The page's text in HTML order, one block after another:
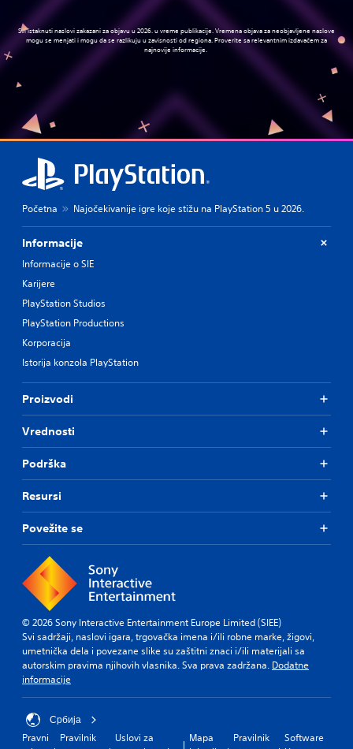
Svi istaknuti naslovi zakazani za objavu u 2026. u vreme publikacije. Vremena objava za neobjavljene naslove
mogu se menjati i mogu da se razlikuju u zavisnosti od regiona. Proverite sa relevantnim izdavačem za
najnovije informacije.
Početna Najočekivanije igre koje stižu na PlayStation 5 u 2026.
Informacije
Informacije o SIE
Karijere
PlayStation Studios
PlayStation Productions
Korporacija
Istorija konzola PlayStation
Proizvodi
Vrednosti
Podrška
Resursi
Povežite se
© 2026 Sony Interactive Entertainment Europe Limited (SIEE)
Svi sadržaji, naslovi igara, trgovačka imena i/ili robne marke, žigovi,
umetnička dela i povezane slike su zaštitni znaci i/ili materijali sa
autorskim pravima njihovih vlasnika. Sva prava zadržana. Dodatne
informacije
Србија
Pravni
Pravilnik
Uslovi za
Mapa
Pravilnik
Software